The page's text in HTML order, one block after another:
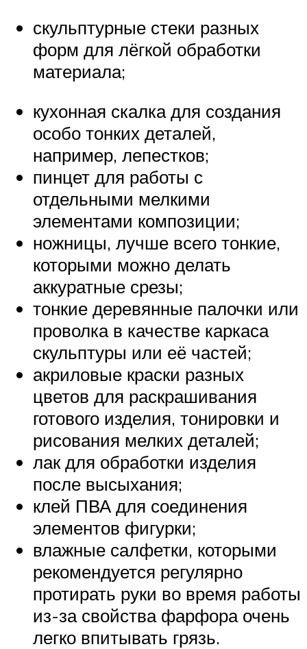
скульптурные стеки разных
форм для лёгкой обработки
материала;
кухонная скалка для создания
особо тонких деталей,
например, лепестков;
пинцет для работы с
отдельными мелкими
элементами композиции;
ножницы, лучше всего тонкие,
которыми можно делать
аккуратные срезы;
тонкие деревянные палочки или
проволка в качестве каркаса
скульптуры или её частей;
акриловые краски разных
цветов для раскрашивания
готового изделия, тонировки и
рисования мелких деталей;
лак для обработки изделия
после высыхания;
клей ПВА для соединения
элементов фигурки;
влажные салфетки, которыми
рекомендуется регулярно
протирать руки во время работы
из-за свойства фарфора очень
легко впитывать грязь.